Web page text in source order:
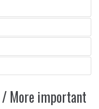
More important